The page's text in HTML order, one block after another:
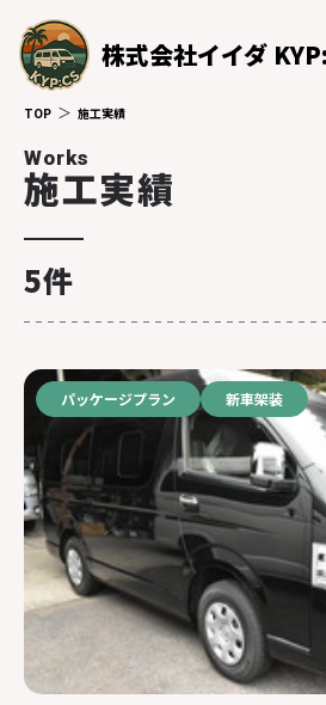
株式会社イイダ
TOP 施工実績
Works
施工実績
5件
パッケージプラン 新車架装